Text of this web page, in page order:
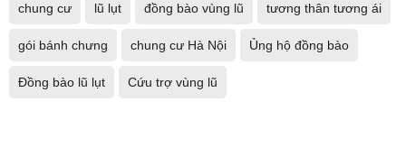
chung cư lũ lụt đồng bào vùng lũ tương thân tương ái
gói bánh chưng chung cư Hà Nội Ủng hộ đồng bào
Đồng bào lũ lụt Cứu trợ vùng lũ